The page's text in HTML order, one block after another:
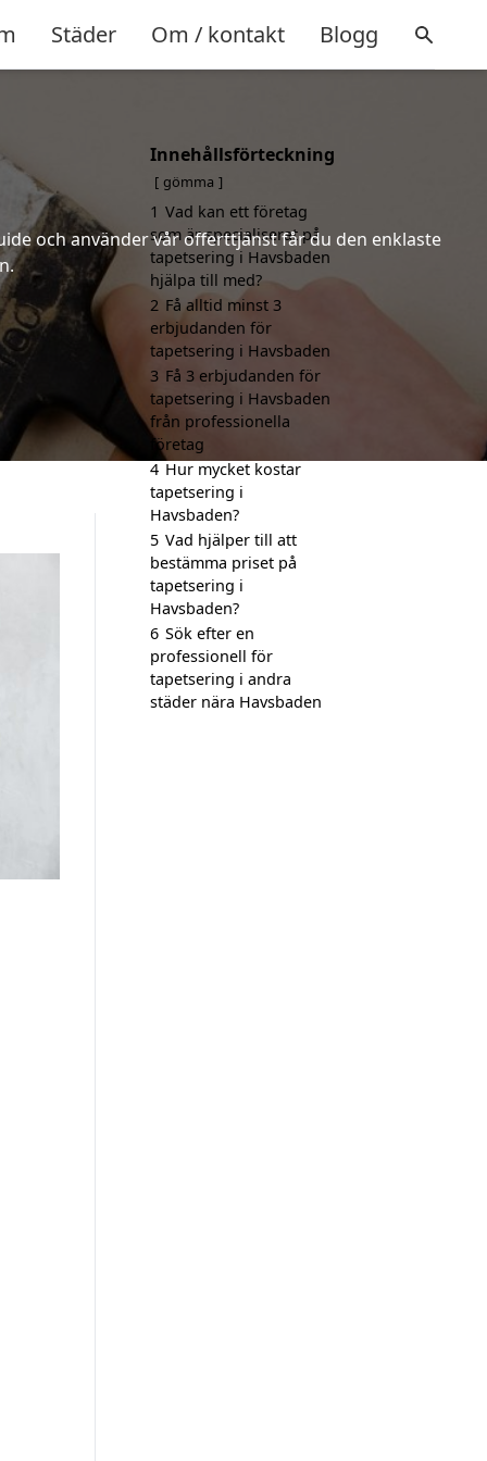
Städer Om / kontakt Blogg
och använder vår offerttjänst får du den enklaste
Innehållsförteckning
gömma
1 Vad kan ett företag
som är specialiserat på
tapetsering i Havsbaden
hjälpa till med?
2 Få alltid minst 3
erbjudanden för
tapetsering i Havsbaden
3 Få 3 erbjudanden för
tapetsering i Havsbaden
från professionella
företag
4 Hur mycket kostar
tapetsering i
Havsbaden?
5 Vad hjälper till att
bestämma priset på
tapetsering i
Havsbaden?
6 Sök efter en
professionell för
tapetsering i andra
städer nära Havsbaden